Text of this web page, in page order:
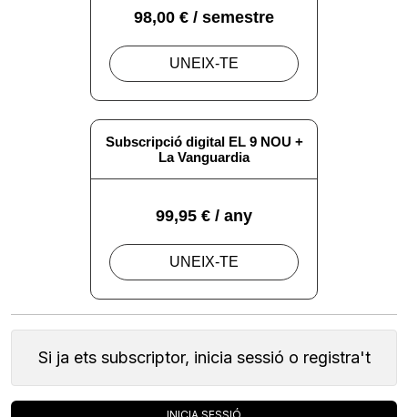
Si ja ets subscriptor, inicia sessió o registra't